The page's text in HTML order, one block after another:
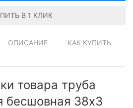
В 1 КЛИК
ОПИСАНИЕ
КАК КУПИТЬ
товара труба
38х3